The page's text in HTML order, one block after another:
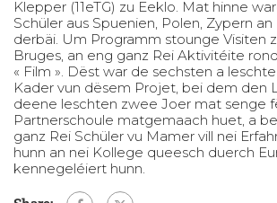
Klepper (11eTG) zu Eeklo. Mat hinne
Schüler aus Spuenien, Polen, Zypern
derbäi. Um Programm stounge Visiten
Bruges, an eng ganz Rei Aktivitéite
« Film ». Dëst war de sechsten a
Kader vun dësem Projet, bei dem den
deene leschten zwee Joer mat senge
Partnerschoule matgemaach huet, a
ganz Rei Schüler vu Mamer vill nei
hunn an nei Kollege queesch duerch
kennegeléiert hunn.